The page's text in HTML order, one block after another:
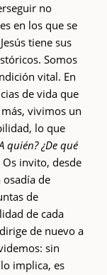
no
en los que se
tiene sus
Somos
vital. En
de vida que
vivimos un
lo que
quién? ¿De qué
invito, desde
osadía de
de
de cada
de nuevo a
sin
implica, es